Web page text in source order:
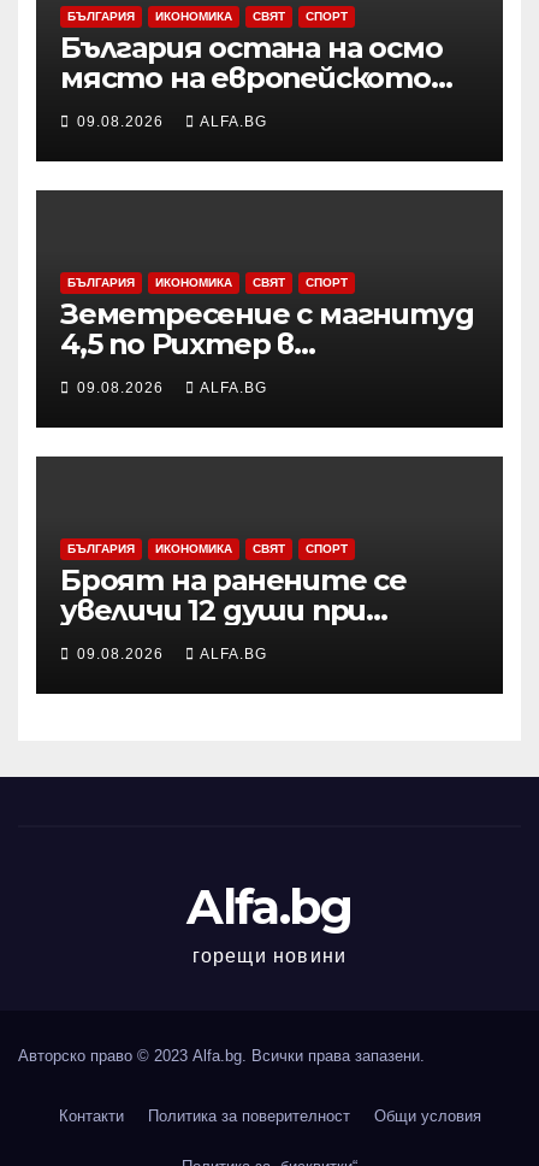
БЪЛГАРИЯ ИКОНОМИКА СВЯТ СПОРТ
България остана на осмо
място на европейското
първенство по баскетбол
за девойки до 18 години в
Дивизия „В“
09.08.2026 ALFA.BG
БЪЛГАРИЯ ИКОНОМИКА СВЯТ СПОРТ
Земетресение с магнитуд
4,5 по Рихтер в
Югоизточна Турция; няма
данни за пострадали и
разрушения
09.08.2026 ALFA.BG
БЪЛГАРИЯ ИКОНОМИКА СВЯТ СПОРТ
Броят на ранените се
увеличи 12 души при
нощната атака в Одеса,
съобщи областният
управител
09.08.2026 ALFA.BG
Alfa.bg
горещи новини
Авторско право © 2023 Alfa.bg. Всички права запазени.
Контакти Политика за поверителност Общи условия